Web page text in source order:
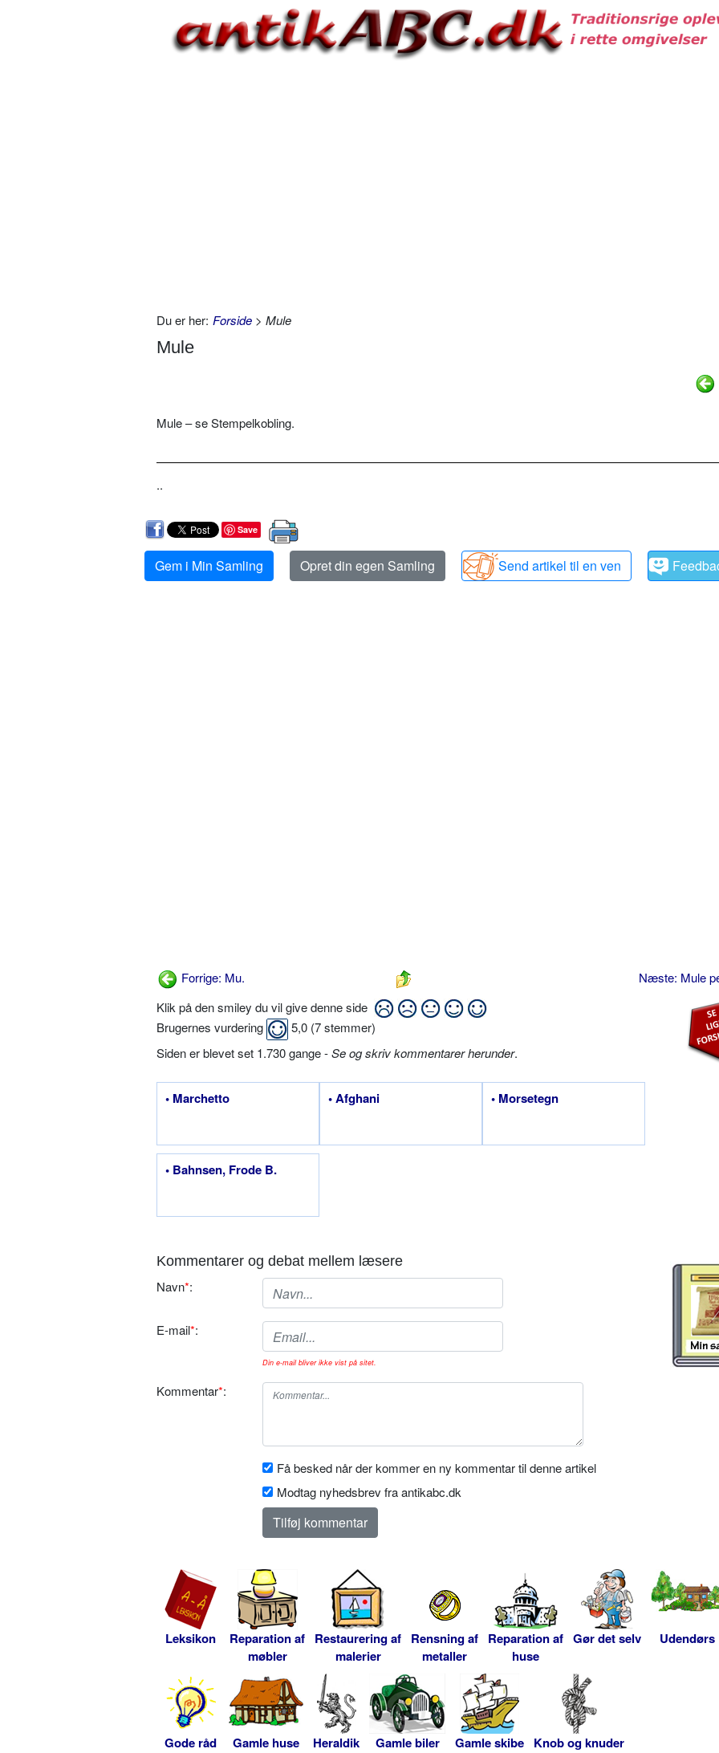
Du er her: Forside > Mule
Mule
Mule – se Stempelkobling.
..
Save
Gem i Min Samling Opret din egen Samling Send artikel til en ven
Forrige: Mu.
Næste: Mule
Klik på den smiley du vil give denne side
Brugernes vurdering
5,0 (7stemmer)
Siden er blevet set 1.730 gange -Se og skriv kommentarer herunder.
• Marchetto • Afghani • Morsetegn
• Bahnsen, Frode B.
Kommentarer og debat mellem læsere
Navn*:
E-mail*:
Din e-mail bliver ikke vist på sitet.
Kommentar*:
Få besked når der kommer en ny kommentar til denne artikel
Modtag nyhedsbrev fra antikabc.dk
Leksikon
Reparation af
møbler
Restaurering af
malerier
Rensning af
metaller
Reparation af
huse
Gør det selv Udendørs
Gode råd Gamle huse Heraldik Gamle biler Gamle skibe Knob og knuder